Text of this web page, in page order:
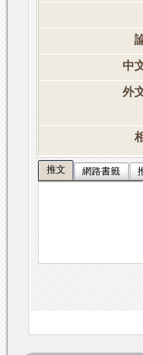
中
外
推文 網路書籤